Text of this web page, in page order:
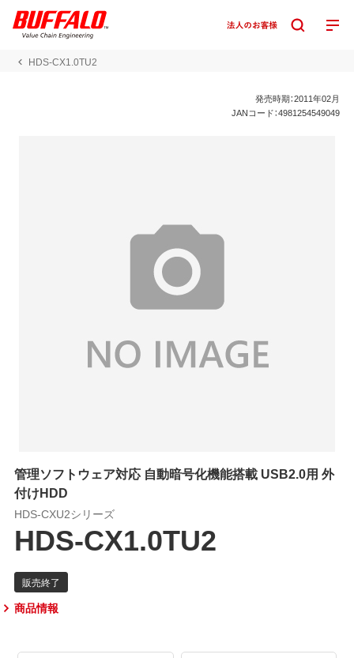
HDS-CX1.0TU2
発売時期：2011年02月
JANコード：4981254549049
管理ソフトウェア対応 自動暗号化機能搭載 USB2.0用 外
付けHDD
HDS-CXU2シリーズ
HDS-CX1.0TU2
商品情報